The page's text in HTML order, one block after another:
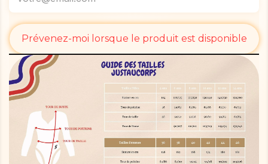
Prévenez-moi lorsque le produit est disponible